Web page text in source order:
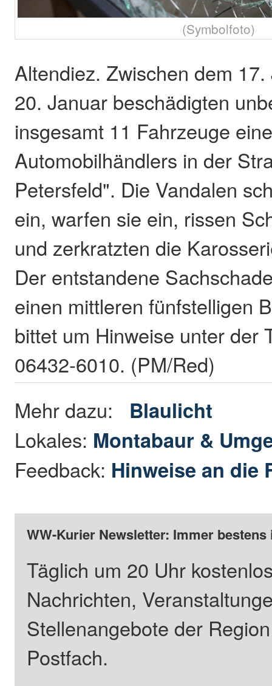
(Symbolfoto)
Altendiez. Zwischen dem
20. Januar beschädigten
insgesamt 11 Fahrzeuge
Automobilhändlers in der
Petersfeld". Die Vandalen
ein, warfen sie ein, rissen
und zerkratzten die
Der entstandene
einen mittleren fünfstelligen
bittet um Hinweise unter der
06432-6010. (PM/Red)
Mehr dazu: Blaulicht
Lokales: Montabaur &
Feedback: Hinweise an die
WW-Kurier Newsletter: Immer
Täglich um 20 Uhr
Nachrichten,
Stellenangebote der
Postfach.